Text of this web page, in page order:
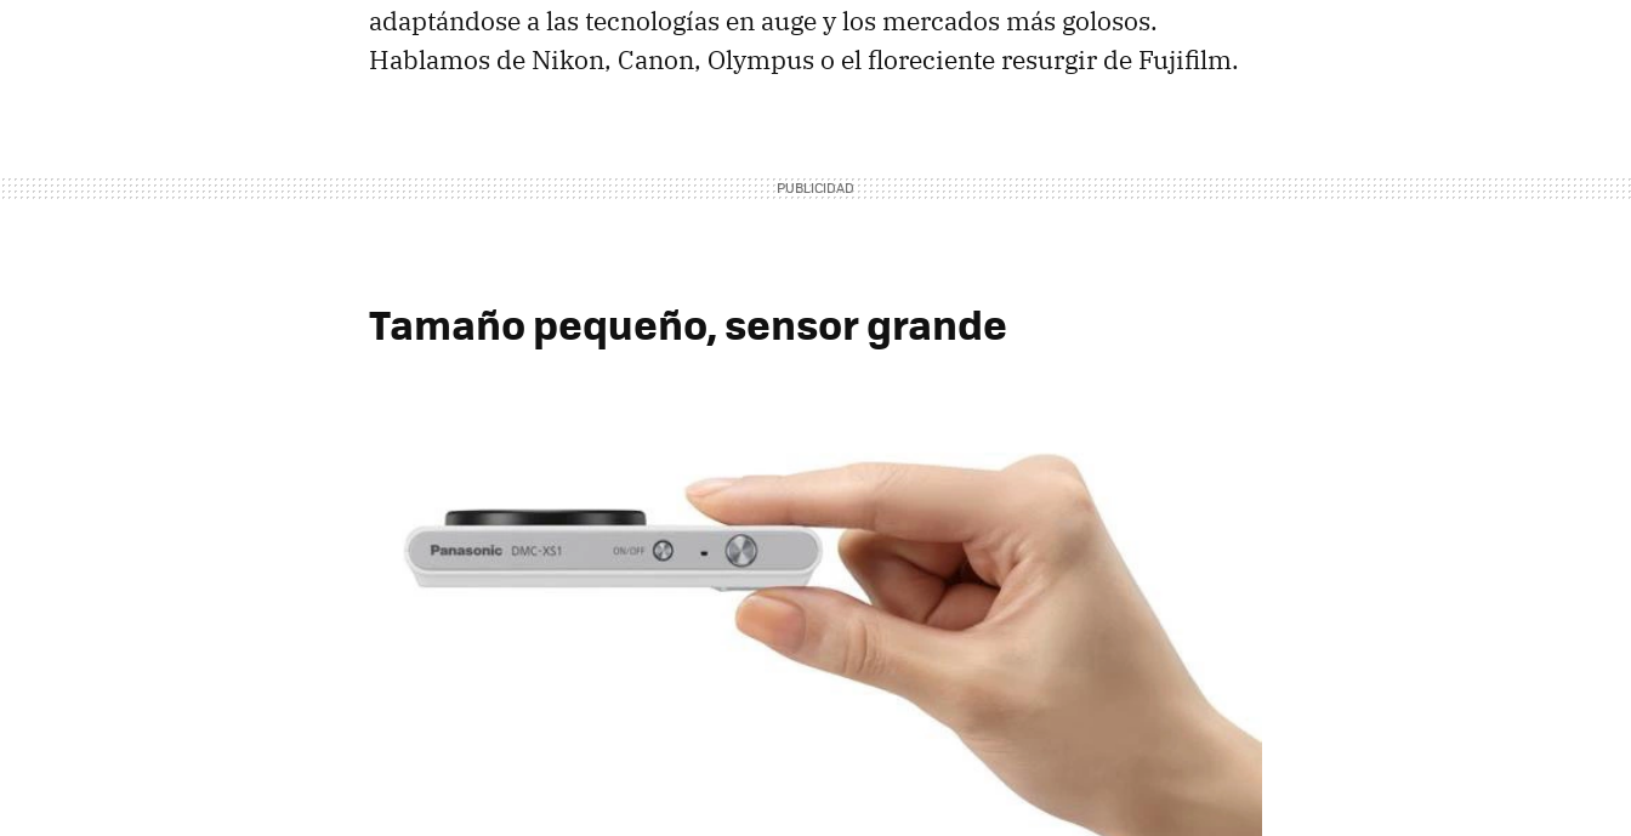
adaptándose a las tecnologías en auge y los mercados más golosos.
Hablamos de Nikon, Canon, Olympus o el floreciente resurgir de Fujifilm.
Tamaño pequeño, sensor grande